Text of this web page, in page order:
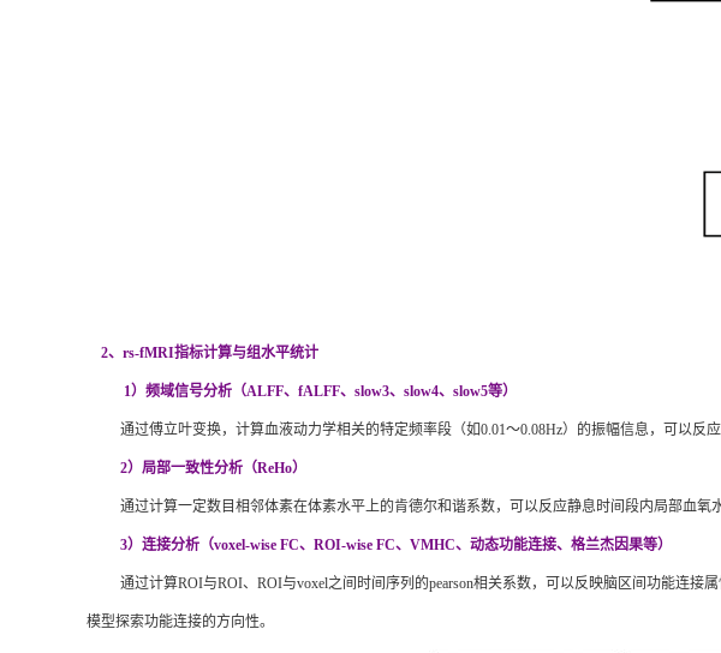
2、rs-fMRI指标计算与组水平统计
1）频域信号分析（ALFF、fALFF、slow3、slow4、slow5等）
通过傅立叶变换，计算血液动力学相关的特定频率段（如0.01～0.08Hz）的振幅信息，可以反
2）局部一致性分析（ReHo）
通过计算一定数目相邻体素在体素水平上的肯德尔和谐系数，可以反应静息时间段内局部血氧
3）连接分析（voxel-wise FC、ROI-wise FC、VMHC、动态功能连接、格兰杰因果等）
通过计算ROI与ROI、ROI与voxel之间时间序列的pearson相关系数，可以反映脑区间功能连
模型探索功能连接的方向性。